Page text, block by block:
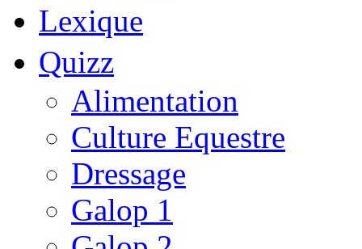
Lexique
Quizz
Alimentation
Culture Equestre
Dressage
Galop 1